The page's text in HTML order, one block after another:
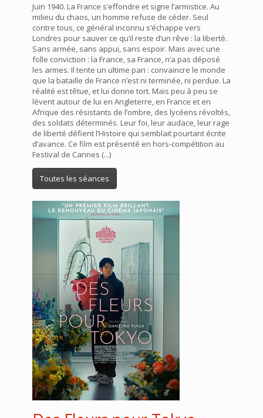
Juin 1940. La France s’effondre et signe l’armistice. Au
milieu du chaos, un homme refuse de céder. Seul
contre tous, ce général inconnu s’échappe vers
Londres pour sauver ce qu’il reste d’un rêve : la liberté.
Sans armée, sans appui, sans espoir. Mais avec une
folle conviction : la France, sa France, n’a pas déposé
les armes. Il tente un ultime pari : convaincre le monde
que la bataille de France n’est ni terminée, ni perdue. La
réalité est têtue, et lui donne tort. Mais peu à peu se
lèvent autour de lui en Angleterre, en France et en
Afrique des résistants de l’ombre, des lycéens révoltés,
des soldats déterminés. Leur foi, leur audace, leur rage
de liberté défient l’Histoire qui semblait pourtant écrite
d’avance. Ce film est présenté en hors-compétition au
Festival de Cannes (...)
Toutes les séances